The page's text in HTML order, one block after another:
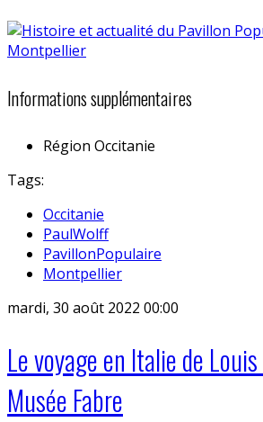
Informations supplémentaires
Région Occitanie
Tags:
Occitanie
PaulWolff
PavillonPopulaire
Montpellier
mardi, 30 août 2022 00:00
Le voyage en Italie de
Musée Fabre